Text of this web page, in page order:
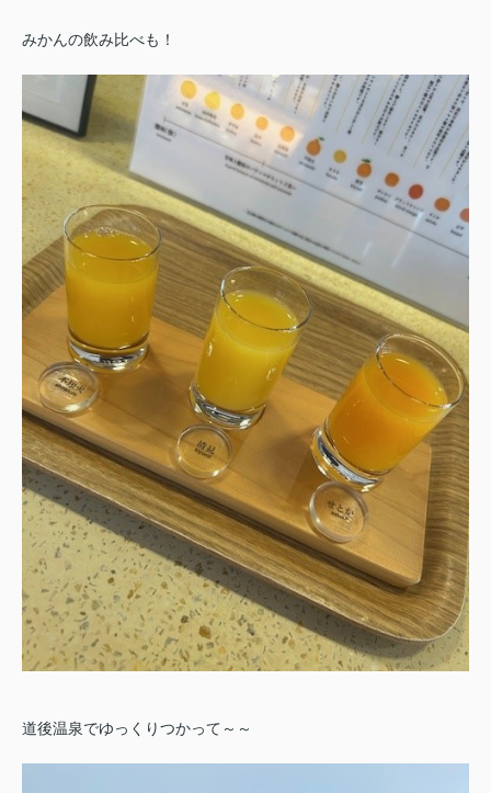
みかんの飲み比べも！
道後温泉でゆっくりつかって～～